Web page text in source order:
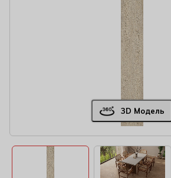
3D Модель